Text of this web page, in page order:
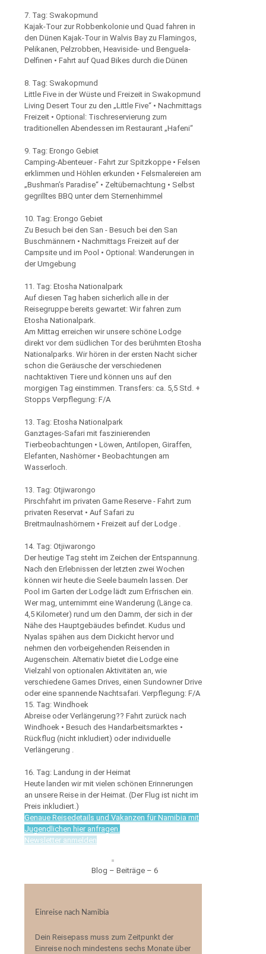
7. Tag: Swakopmund
Kajak-Tour zur Robbenkolonie und Quad fahren in
den Dünen Kajak-Tour in Walvis Bay zu Flamingos,
Pelikanen, Pelzrobben, Heaviside- und Benguela-
Delfinen • Fahrt auf Quad Bikes durch die Dünen
8. Tag: Swakopmund
Little Five in der Wüste und Freizeit in Swakopmund
Living Desert Tour zu den „Little Five“ • Nachmittags
Freizeit • Optional: Tischreservierung zum
traditionellen Abendessen im Restaurant „Hafeni“
9. Tag: Erongo Gebiet
Camping-Abenteuer - Fahrt zur Spitzkoppe • Felsen
erklimmen und Höhlen erkunden • Felsmalereien am
„Bushman’s Paradise“ • Zeltübernachtung • Selbst
gegrilltes BBQ unter dem Sternenhimmel
10. Tag: Erongo Gebiet
Zu Besuch bei den San - Besuch bei den San
Buschmännern • Nachmittags Freizeit auf der
Campsite und im Pool • Optional: Wanderungen in
der Umgebung
11. Tag: Etosha Nationalpark
Auf diesen Tag haben sicherlich alle in der
Reisegruppe bereits gewartet: Wir fahren zum
Etosha Nationalpark.
Am Mittag erreichen wir unsere schöne Lodge
direkt vor dem südlichen Tor des berühmten Etosha
Nationalparks. Wir hören in der ersten Nacht sicher
schon die Geräusche der verschiedenen
nachtaktiven Tiere und können uns auf den
morgigen Tag einstimmen. Transfers: ca. 5,5 Std. +
Stopps Verpflegung: F/A
13. Tag: Etosha Nationalpark
Ganztages-Safari mit faszinierenden
Tierbeobachtungen • Löwen, Antilopen, Giraffen,
Elefanten, Nashörner • Beobachtungen am
Wasserloch.
13. Tag: Otjiwarongo
Pirschfahrt im privaten Game Reserve - Fahrt zum
privaten Reservat • Auf Safari zu
Breitmaulnashörnern • Freizeit auf der Lodge .
14. Tag: Otjiwarongo
Der heutige Tag steht im Zeichen der Entspannung.
Nach den Erlebnissen der letzten zwei Wochen
können wir heute die Seele baumeln lassen. Der
Pool im Garten der Lodge lädt zum Erfrischen ein.
Wer mag, unternimmt eine Wanderung (Länge ca.
4,5 Kilometer) rund um den Damm, der sich in der
Nähe des Hauptgebäudes befindet. Kudus und
Nyalas spähen aus dem Dickicht hervor und
nehmen den vorbeigehenden Reisenden in
Augenschein. Alternativ bietet die Lodge eine
Vielzahl von optionalen Aktivitäten an, wie
verschiedene Games Drives, einen Sundowner Drive
oder eine spannende Nachtsafari. Verpflegung: F/A
15. Tag: Windhoek
Abreise oder Verlängerung?? Fahrt zurück nach
Windhoek • Besuch des Handarbeitsmarktes •
Rückflug (nicht inkludiert) oder individuelle
Verlängerung .
16. Tag: Landung in der Heimat
Heute landen wir mit vielen schönen Erinnerungen
an unsere Reise in der Heimat. (Der Flug ist nicht im
Preis inkludiert.)
Genaue Reisedetails und Vakanzen für Namibia mit
Jugendlichen hier anfragen.
Newsletter anmelden
Blog – Beiträge – 6
Einreise nach Namibia
Dein Reisepass muss zum Zeitpunkt der
Einreise noch mindestens sechs Monate über